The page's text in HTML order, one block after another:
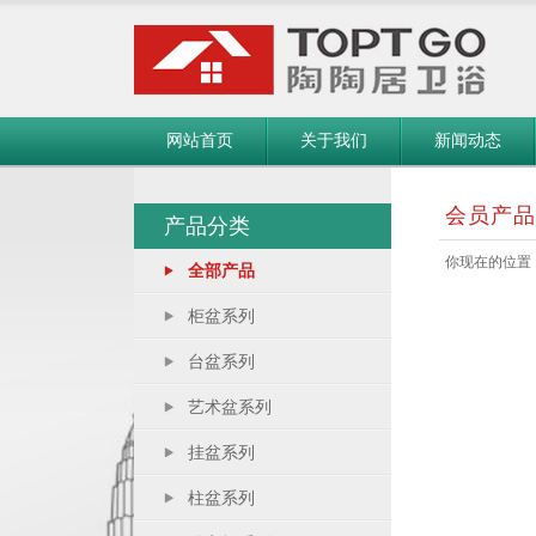
网站首页 关于我们 新闻动态
产品分类
全部产品
柜盆系列
台盆系列
艺术盆系列
挂盆系列
柱盆系列
会员产品
你现在的位置